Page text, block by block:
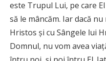
este Trupul Lui, pe care
să le mâncăm. Iar dacă
Hristos şi cu Sângele lui
Domnul, nu vom avea